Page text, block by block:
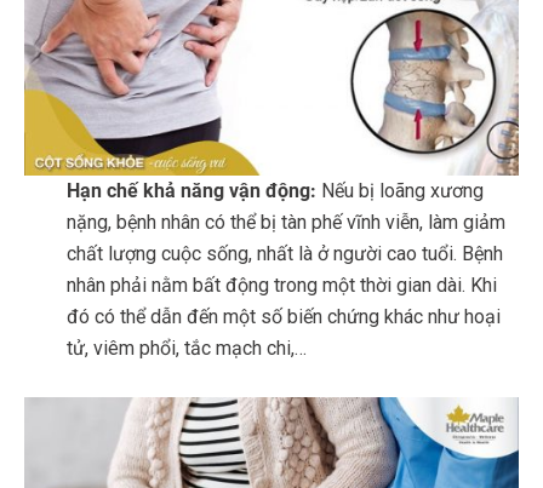
Hạn chế khả năng vận động: Nếu bị loãng xương
nặng, bệnh nhân có thể bị tàn phế vĩnh viễn, làm giảm
chất lượng cuộc sống, nhất là ở người cao tuổi. Bệnh
nhân phải nằm bất động trong một thời gian dài. Khi
đó có thể dẫn đến một số biến chứng khác như hoại
tử, viêm phổi, tắc mạch chi,…